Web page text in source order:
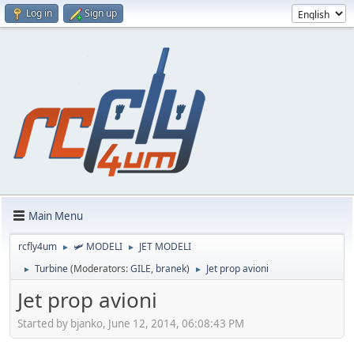
Log in Sign up
Main Menu
rcfly4um ► 🛩️ MODELI ► JET MODELI
► Turbine(Moderators:GILE, branek) ► Jet prop avioni
Jet prop avioni
Started by bjanko, June 12, 2014, 06:08:43 PM